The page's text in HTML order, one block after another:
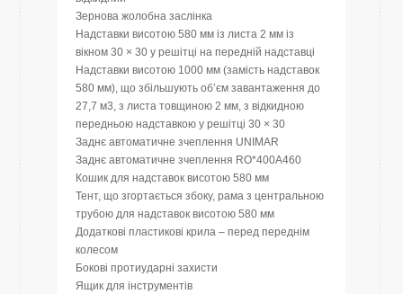
Зернова жолобна заслінка
Надставки висотою 580 мм із листа 2 мм із
вікном 30 × 30 у решітці на передній надставці
Надставки висотою 1000 мм (замість надставок
580 мм), що збільшують об’єм завантаження до
27,7 м3, з листа товщиною 2 мм, з відкидною
передньою надставкою у решітці 30 × 30
Заднє автоматичне зчеплення UNIMAR
Заднє автоматичне зчеплення RO*400A460
Кошик для надставок висотою 580 мм
Тент, що згортається збоку, рама з центральною
трубою для надставок висотою 580 мм
Додаткові пластикові крила – перед переднім
колесом
Бокові протиударні захисти
Ящик для інструментів